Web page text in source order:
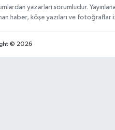
yazarları sorumludur.
haber, köşe yazıları ve fotoğraflar
© 2026